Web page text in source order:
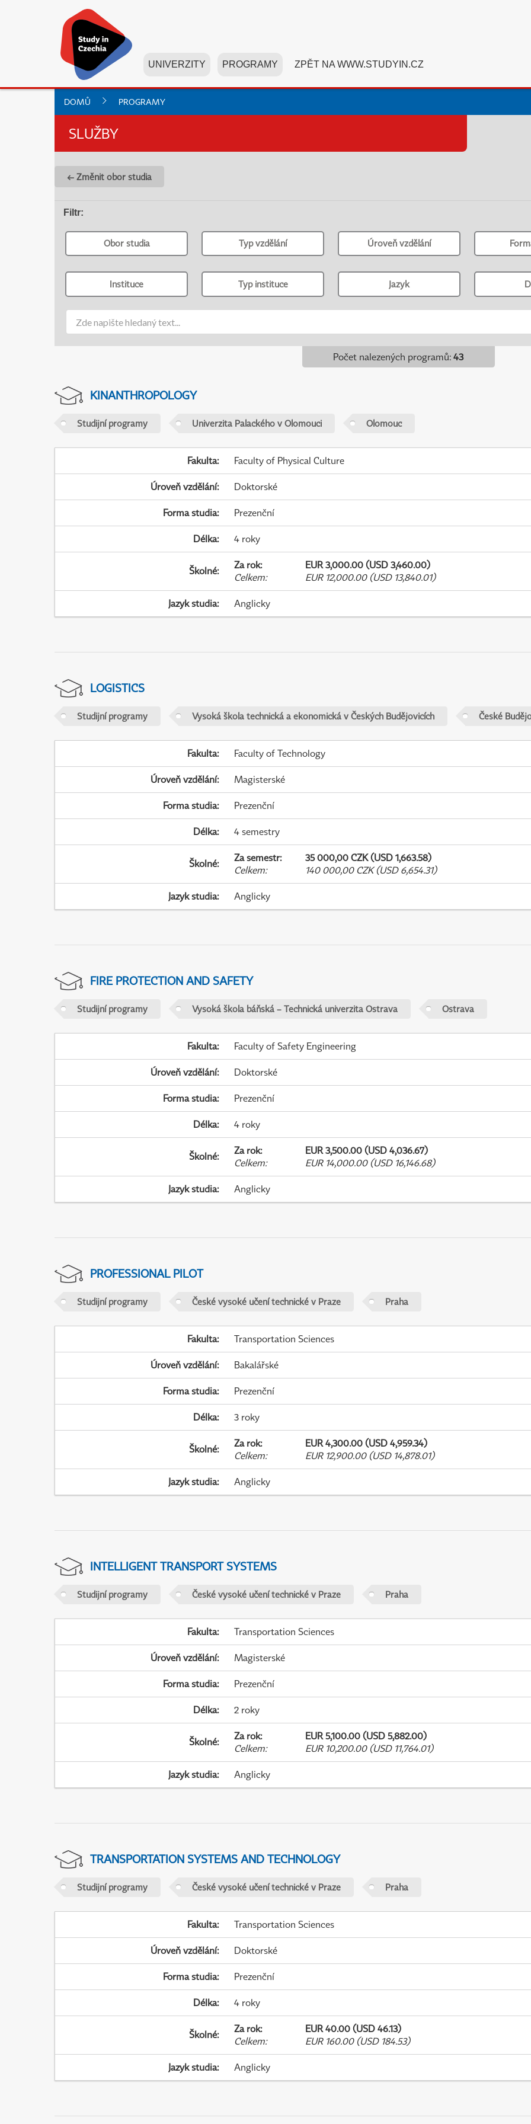
UNIVERZITY PROGRAMY ZPĚT NA WWW.STUDYIN.CZ
DOMŮ PROGRAMY
SLUŽBY
← Změnit obor studia
Filtr:
Obor studia Typ vzdělání Úroveň vzdělání
Instituce Typ instituce Jazyk
Počet nalezených programů: 43
KINANTHROPOLOGY
Studijní programy Univerzita Palackého v Olomouci Olomouc
Fakulta: Faculty of Physical Culture
Úroveň vzdělání: Doktorské
Forma studia: Prezenční
Délka: 4 roky
Školné: Za rok:
EUR 3,000.00 (USD 3,460.00)
Celkem: EUR 12,000.00 (USD 13,840.01)
Jazyk studia: Anglicky
LOGISTICS
Studijní programy Vysoká škola technická a ekonomická v Českých Budějovicích České
Fakulta: Faculty of Technology
Úroveň vzdělání: Magisterské
Forma studia: Prezenční
Délka: 4 semestry
Školné: Za semestr:
35 000,00 CZK (USD 1,663.58)
Celkem: 140 000,00 CZK (USD 6,654.31)
Jazyk studia: Anglicky
FIRE PROTECTION AND SAFETY
Studijní programy Vysoká škola báňská – Technická univerzita Ostrava Ostrava
Fakulta: Faculty of Safety Engineering
Úroveň vzdělání: Doktorské
Forma studia: Prezenční
Délka: 4 roky
Školné: Za rok:
EUR 3,500.00 (USD 4,036.67)
Celkem: EUR 14,000.00 (USD 16,146.68)
Jazyk studia: Anglicky
PROFESSIONAL PILOT
Studijní programy České vysoké učení technické v Praze Praha
Fakulta: Transportation Sciences
Úroveň vzdělání: Bakalářské
Forma studia: Prezenční
Délka: 3 roky
Školné: Za rok:
EUR 4,300.00 (USD 4,959.34)
Celkem: EUR 12,900.00 (USD 14,878.01)
Jazyk studia: Anglicky
INTELLIGENT TRANSPORT SYSTEMS
Studijní programy České vysoké učení technické v Praze Praha
Fakulta: Transportation Sciences
Úroveň vzdělání: Magisterské
Forma studia: Prezenční
Délka: 2 roky
Školné: Za rok:
EUR 5,100.00 (USD 5,882.00)
Celkem: EUR 10,200.00 (USD 11,764.01)
Jazyk studia: Anglicky
TRANSPORTATION SYSTEMS AND TECHNOLOGY
Studijní programy České vysoké učení technické v Praze Praha
Fakulta: Transportation Sciences
Úroveň vzdělání: Doktorské
Forma studia: Prezenční
Délka: 4 roky
Školné: Za rok:
EUR 40.00 (USD 46.13)
Celkem: EUR 160.00 (USD 184.53)
Jazyk studia: Anglicky